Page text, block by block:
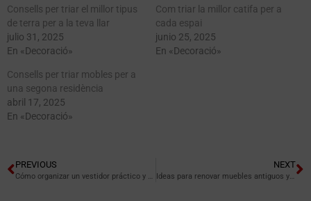
Consells per triar el millor tipus
de terra per a la teva llar
julio 31, 2025
En «Decoració»
Com triar la millor catifa per a
cada espai
junio 25, 2025
En «Decoració»
Consells per triar mobles per a
una segona residència
abril 17, 2025
En «Decoració»
PREVIOUS
Cómo organizar un vestidor práctico y eficiente
NEXT
Ideas para renovar muebles antiguos y darles una segunda vida